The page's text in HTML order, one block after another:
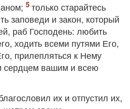
только старайтесь
заповеди и закон, который
раб Господень: любить
ходить всеми путями Его,
прилепляться к Нему
сердцем вашим и всею
их и отпустил их,